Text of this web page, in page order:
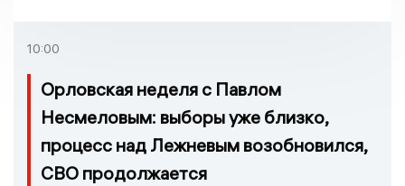
возгорание
10:00
Орловская неделя с Павлом
Несмеловым: выборы уже близко,
процесс над Лежневым возобновился,
СВО продолжается